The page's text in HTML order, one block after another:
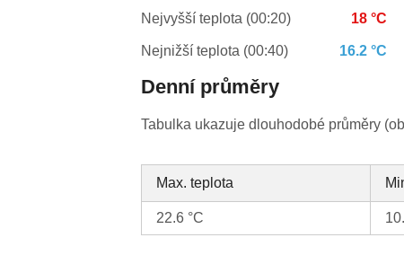
Nejvyšší teplota (00:20) 18 °C
Nejnižší teplota (00:40) 16.2 °C
Denní průměry
Tabulka ukazuje dlouhodobé průměry
Max. teplota
22.6 °C